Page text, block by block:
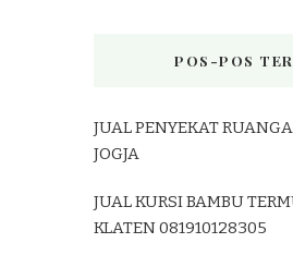
POS-POS
JUAL PENYEKAT
JOGJA
JUAL KURSI BAMBU
KLATEN 081910128305